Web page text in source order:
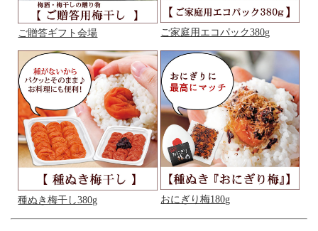
ご贈答ギフト会場 ご家庭用エコパック380g
種ぬき梅干し380g おにぎり梅180g